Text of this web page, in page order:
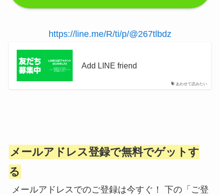
https://line.me/R/ti/p/@267tlbdz
あわせて読みたい
Add LINE friend
メールアドレス登録で無料でゲットす
る
メールアドレスでのご登録は今すぐ！ 下の「ご登